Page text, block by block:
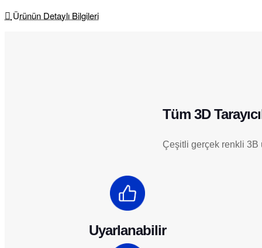
Ürünün Detaylı Bilgileri
Tüm 3D
Çeşitli gerçek renkli 3B
Uyarlanabilir